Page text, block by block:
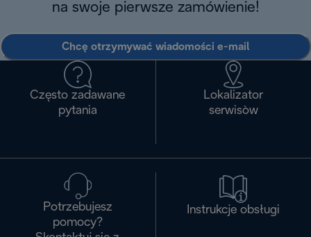
na swoje pierwsze zamówienie!
Chcę otrzymywać wiadomości e-mail
Często zadawane
pytania
Lokalizator
serwisòw
Potrzebujesz
pomocy?
Instrukcje obsługi